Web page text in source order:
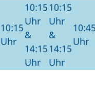
10:15
Uhr
10:15
Uhr
&
14:15
Uhr
10:15
Uhr
&
14:15
Uhr
Uhr